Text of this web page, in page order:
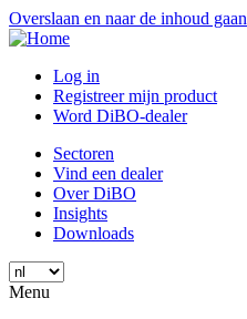
Overslaan en naar de inhoud gaan
Log in
Registreer mijn product
Word DiBO-dealer
Sectoren
Vind een dealer
Over DiBO
Insights
Downloads
Menu